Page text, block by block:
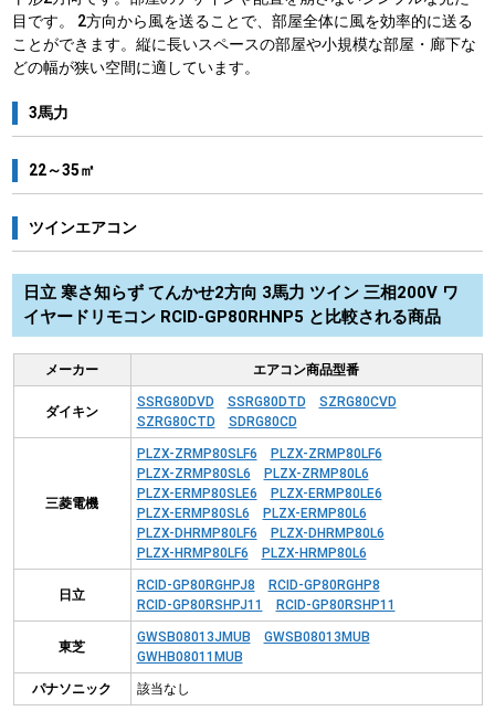
目です。 2方向から風を送ることで、部屋全体に風を効率的に送る
ことができます。縦に長いスペースの部屋や小規模な部屋・廊下な
どの幅が狭い空間に適しています。
3馬力
22～35㎡
ツインエアコン
日立 寒さ知らず てんかせ2方向 3馬力 ツイン 三相200V ワ
イヤードリモコン RCID-GP80RHNP5 と比較される商品
メーカー エアコン商品型番
ダイキン
SSRG80DVD SSRG80DTD
SZRG80CVD
SZRG80CTD
SDRG80CD
三菱電機
PLZX-ZRMP80SLF6
PLZX-ZRMP80LF6
PLZX-ZRMP80SL6
PLZX-ZRMP80L6
PLZX-ERMP80SLE6
PLZX-ERMP80LE6
PLZX-ERMP80SL6
PLZX-ERMP80L6
PLZX-DHRMP80LF6
PLZX-DHRMP80L6
PLZX-HRMP80LF6
PLZX-HRMP80L6
日立
RCID-GP80RGHPJ8
RCID-GP80RGHP8
RCID-GP80RSHPJ11
RCID-GP80RSHP11
東芝
GWSB08013JMUB
GWSB08013MUB
GWHB08011MUB
パナソニック 該当なし